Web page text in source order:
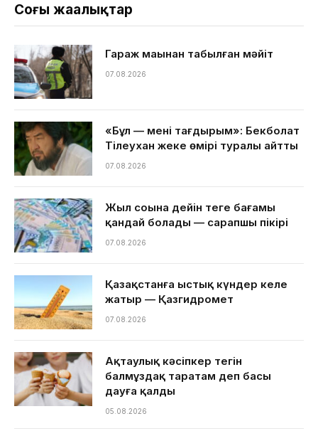
Соңғы жаңалықтар
Гараж маңынан табылған мәйіт
07.08.2026
«Бұл — менің тағдырым»: Бекболат
Тілеухан жеке өмірі туралы айтты
07.08.2026
Жыл соңына дейін теңге бағамы
қандай болады — сарапшы пікірі
07.08.2026
Қазақстанға ыстық күндер келе
жатыр — Қазгидромет
07.08.2026
Ақтаулық кәсіпкер тегін
балмұздақ таратам деп басы
дауға қалды
05.08.2026